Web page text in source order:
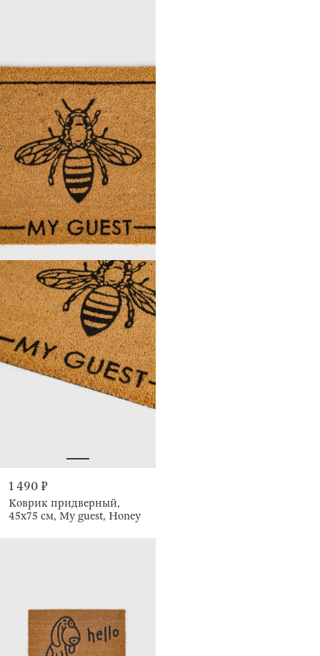
1 490 ₽
Коврик придверный,
45x75 см, My guest, Honey